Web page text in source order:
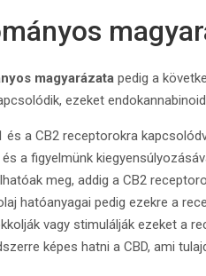
magyarázata pedig a
ezeket
és a CB2 receptorokra
a figyelmünk
meg, addig a CB2
hatóanyagai pedig ezekre a
vagy stimulálják ezeket a
képes hatni a CBD, ami